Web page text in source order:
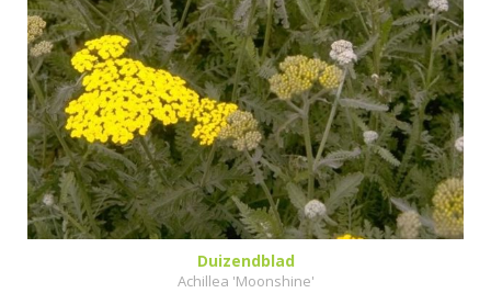
Duizendblad
Achillea 'Moonshine'